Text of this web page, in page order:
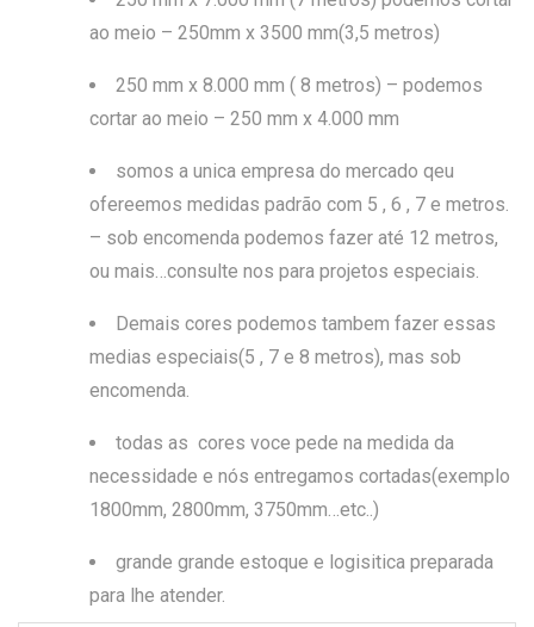
ao meio – 250mm x 3500 mm(3,5 metros)
250 mm x 8.000 mm ( 8 metros) – podemos
cortar ao meio – 250 mm x 4.000 mm
somos a unica empresa do mercado qeu
ofereemos medidas padrão com 5 , 6 , 7 e metros.
– sob encomenda podemos fazer até 12 metros,
ou mais…consulte nos para projetos especiais.
Demais cores podemos tambem fazer essas
medias especiais(5 , 7 e 8 metros), mas sob
encomenda.
todas as cores voce pede na medida da
necessidade e nós entregamos cortadas(exemplo
1800mm, 2800mm, 3750mm…etc..)
grande grande estoque e logisitica preparada
para lhe atender.